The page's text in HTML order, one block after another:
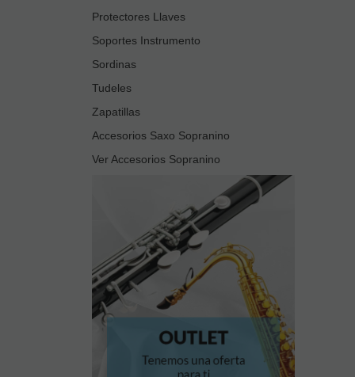
Protectores Llaves
Soportes Instrumento
Sordinas
Tudeles
Zapatillas
Accesorios Saxo Sopranino
Ver Accesorios Sopranino